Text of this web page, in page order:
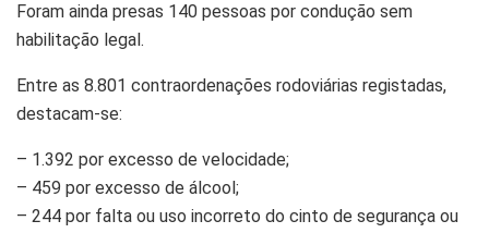
Foram ainda presas 140 pessoas por condução sem
habilitação legal.
Entre as 8.801 contraordenações rodoviárias registadas,
destacam-se:
– 1.392 por excesso de velocidade;
– 459 por excesso de álcool;
– 244 por falta ou uso incorreto do cinto de segurança ou